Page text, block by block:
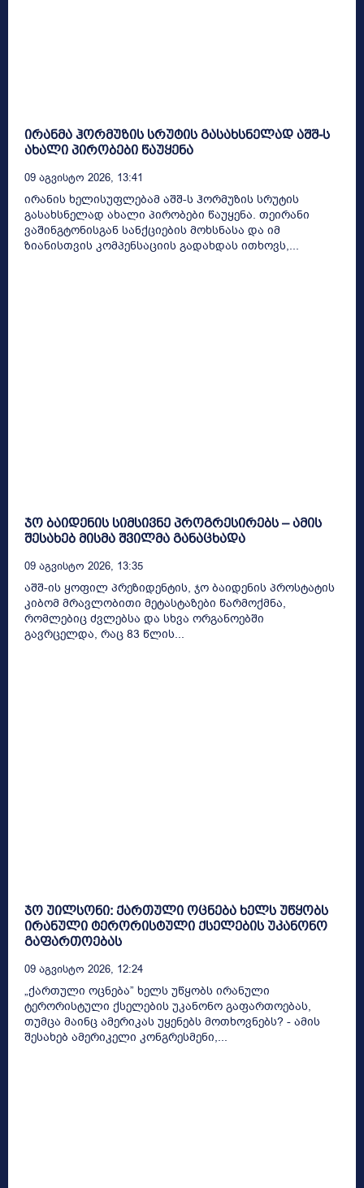
ირანმა ჰორმუზის სრუტის გასახსნელად აშშ-ს
ახალი პირობები წაუყენა
09 Აგვისტო 2026, 13:41
ირანის ხელისუფლებამ აშშ-ს ჰორმუზის სრუტის
გასახსნელად ახალი პირობები წაუყენა. თეირანი
ვაშინგტონისგან სანქციების მოხსნასა და იმ
ზიანისთვის კომპენსაციის გადახდას ითხოვს,...
ჯო ბაიდენის სიმსივნე პროგრესირებს – ამის
შესახებ მისმა შვილმა განაცხადა
09 Აგვისტო 2026, 13:35
აშშ-ის ყოფილ პრეზიდენტის, ჯო ბაიდენის პროსტატის
კიბომ მრავლობითი მეტასტაზები წარმოქმნა,
რომლებიც ძვლებსა და სხვა ორგანოებში
გავრცელდა, რაც 83 წლის...
ჯო უილსონი: ქართული ოცნება ხელს უწყობს
ირანული ტერორისტული ქსელების უკანონო
გაფართოებას
09 Აგვისტო 2026, 12:24
„ქართული ოცნება” ხელს უწყობს ირანული
ტერორისტული ქსელების უკანონო გაფართოებას,
თუმცა მაინც ამერიკას უყენებს მოთხოვნებს? - ამის
შესახებ ამერიკელი კონგრესმენი,...